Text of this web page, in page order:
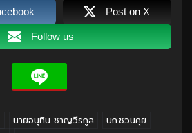
Post on X
Follow us
นายอนุทิน ชาญวีรกูล
บก.ชวนคุย